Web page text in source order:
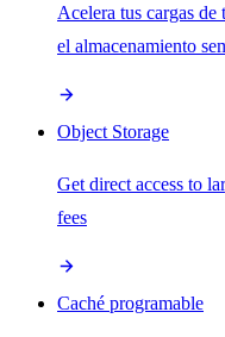
Acelera tus cargas
el almacenamiento
Object Storage
Get direct access to
fees
Caché programable